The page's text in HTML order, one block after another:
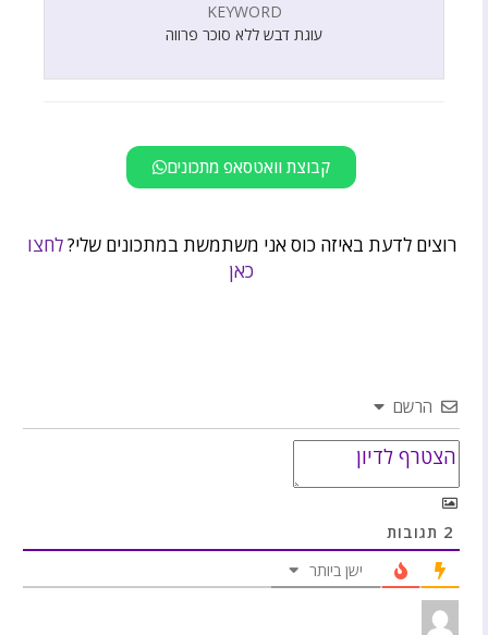
KEYWORD
עוגת דבש ללא סוכר פרווה
קבוצת וואטסאפ מתכונים
רוצים לדעת באיזה כוס אני משתמשת במתכונים שלי?לחצו
כאן
הרשם
2 תגובות
ישן ביותר